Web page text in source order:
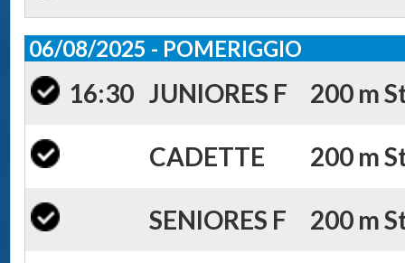
06/08/2025 - POMERIGGIO
16:30 JUNIORES F 200 m
CADETTE 200 m
SENIORES F 200 m